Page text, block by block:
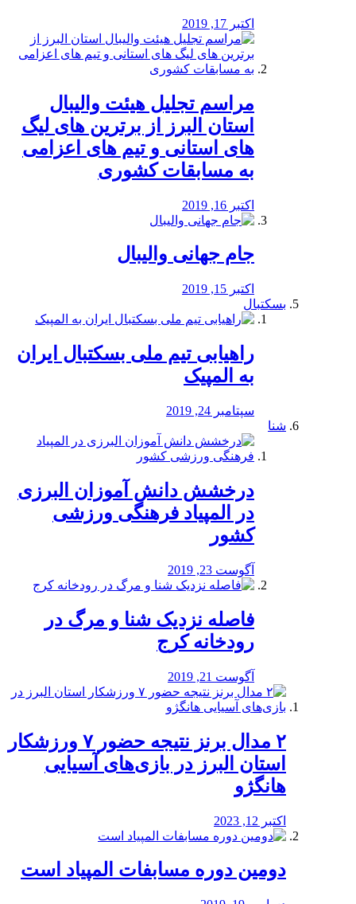
اکتبر 17, 2019
مراسم تجلیل هیئت والیبال
استان البرز از برترین های لیگ
های استانی و تیم های اعزامی
به مسابقات کشوری
اکتبر 16, 2019
جام جهانی والیبال
اکتبر 15, 2019
بسکتبال
راهیابی تیم ملی بسکتبال ایران
به المپیک
سپتامبر 24, 2019
شنا
درخشش دانش آموزان البرزی
در المپیاد فرهنگی ورزشی
کشور
آگوست 23, 2019
️فاصله نزدیک شنا و مرگ در
رودخانه کرج
آگوست 21, 2019
۲ مدال برنز نتیجه حضور ۷ ورزشکار
استان البرز در بازی‌های آسیایی
هانگژو
اکتبر 12, 2023
دومین دوره مسابفات المپیاد است